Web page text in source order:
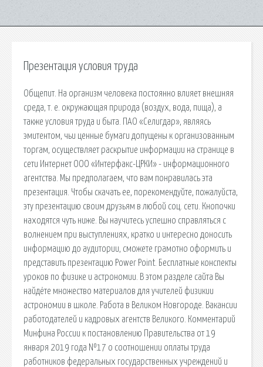
Презентация условия труда
Общепит. На организм человека постоянно влияет внешняя
среда, т. е. окружающая природа (воздух, вода, пища), а
также условия труда и быта. ПАО «Селигдар», являясь
эмитентом, чьи ценные бумаги допущены к организованным
торгам, осуществляет раскрытие информации на странице в
сети Интернет ООО «Интерфакс-ЦРКИ» - информационного
агентства. Мы предполагаем, что вам понравилась эта
презентация. Чтобы скачать ее, порекомендуйте, пожалуйста,
эту презентацию своим друзьям в любой соц. сети. Кнопочки
находятся чуть ниже. Вы научитесь успешно справляться с
волнением при выступлениях, кратко и интересно доносить
информацию до аудитории, сможете грамотно оформить и
представить презентацию Power Point. Бесплатные конспекты
уроков по физике и астрономии. В этом разделе сайта Вы
найдёте множество материалов для учителей физикии
астрономии в школе. Работа в Великом Новгороде. Вакансии
работодателей и кадровых агентств Великого. Комментарий
Минфина России к постановлению Правительства от 19
января 2019 года №17 о соотношении оплаты труда
работников федеральных государственных учреждений и